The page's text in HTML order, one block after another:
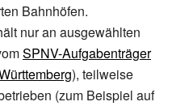
Bahnhöfen.
nur an ausgewählten
SPNV-Aufgabenträger
), teilweise
(zum Beispiel auf